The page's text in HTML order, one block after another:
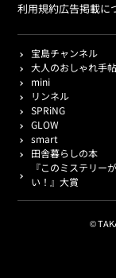
利用規約広告掲載に
宝島チャンネル
大人のおしゃれ手帖
mini
リンネル
SPRiNG
GLOW
smart
田舎暮らしの本
『このミステリー
い！』大賞
©